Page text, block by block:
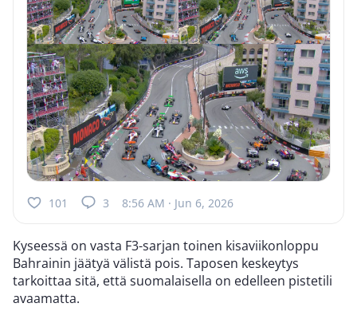
101 3 8:56 AM · Jun 6, 2026
Kyseessä on vasta F3-sarjan toinen kisaviikonloppu
Bahrainin jäätyä välistä pois. Taposen keskeytys
tarkoittaa sitä, että suomalaisella on edelleen pistetili
avaamatta.